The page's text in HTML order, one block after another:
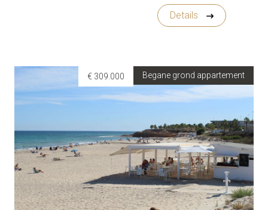
Details
Begane grond appartement
€ 309.000